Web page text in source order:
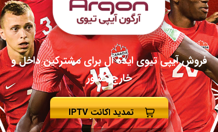
فروش آیپی تیوی ایده آل برای مشترکین داخل و
خارج کشور
تمدید اکانت IPTV